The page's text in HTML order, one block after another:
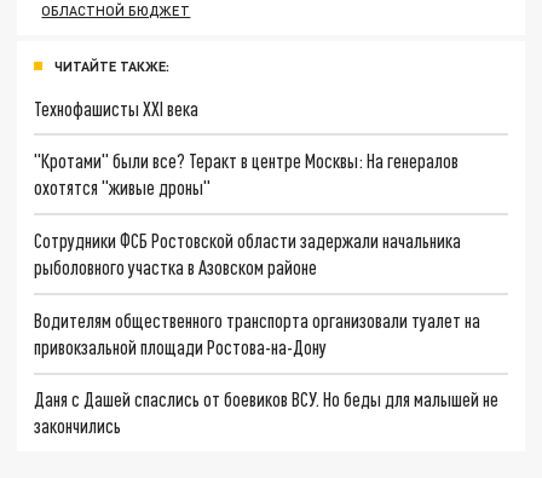
ОБЛАСТНОЙ БЮДЖЕТ
ЧИТАЙТЕ ТАКЖЕ:
Технофашисты XXI века
"Кротами" были все? Теракт в центре Москвы: На генералов
охотятся "живые дроны"
Сотрудники ФСБ Ростовской области задержали начальника
рыболовного участка в Азовском районе
Водителям общественного транспорта организовали туалет на
привокзальной площади Ростова-на-Дону
Даня с Дашей спаслись от боевиков ВСУ. Но беды для малышей не
закончились